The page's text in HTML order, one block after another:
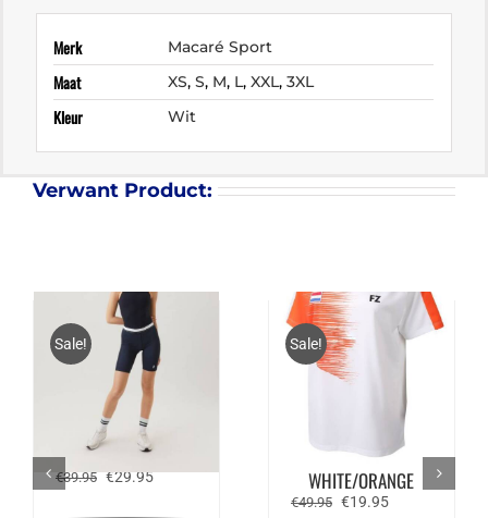
Merk Macaré Sport
Maat XS,S, M, L,XXL,3XL
Kleur Wit
Verwant Product:
Sale!
BJÖRN BORG BIKE
SHORTS TRUDY
€39.95 Oorspronkelijke
€29.95Huidige
Sale!
FZ FORZA BLIND NAT.
TEE –
WHITE/ORANGE
€49.95 Oorspronkelijke
€19.95Huidige